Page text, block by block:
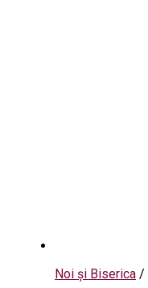
Noi și Biserica /